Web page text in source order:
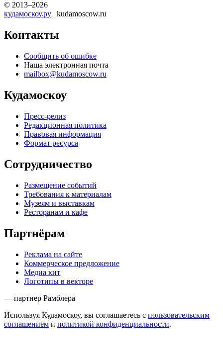
© 2013–2026
кудамоскоу.ру | kudamoscow.ru
Контакты
Сообщить об ошибке
Наша электронная почта
mailbox@kudamoscow.ru
Кудамоскоу
Пресс-релиз
Редакционная политика
Правовая информация
Формат ресурса
Сотрудничество
Размещение событий
Требования к материалам
Музеям и выставкам
Ресторанам и кафе
Партнёрам
Реклама на сайте
Коммерческое предложение
Медиа кит
Логотипы в векторе
— партнер Рамблера
Используя Кудамоскоу, вы соглашаетесь с пользовательским
соглашением и политикой конфиденциальности.